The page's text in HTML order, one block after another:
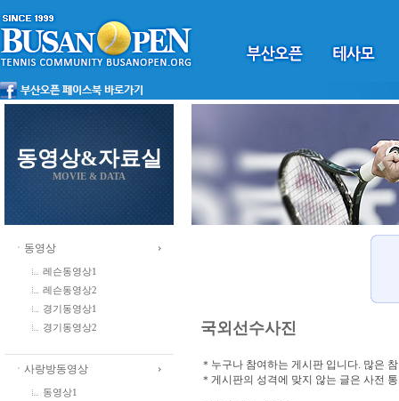
동영상&자료실
MOVIE & DATA
ㆍ동영상
레슨동영상1
레슨동영상2
경기동영상1
경기동영상2
ㆍ사랑방동영상
동영상1
국외선수사진
＊누구나 참여하는 게시판 입니다. 많은
＊게시판의 성격에 맞지 않는 글은 사전